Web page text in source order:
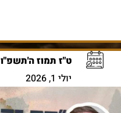
ט"ז תמוז ה'תשפ"ו
יולי 1, 2026